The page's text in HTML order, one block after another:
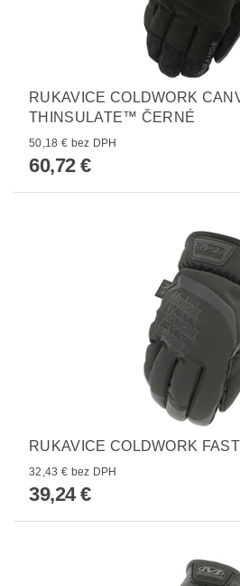
RUKAVICE COLDWORK
THINSULATE™ ČERNÉ
50,18 € bez DPH
60,72 €
RUKAVICE COLDWORK
32,43 € bez DPH
39,24 €